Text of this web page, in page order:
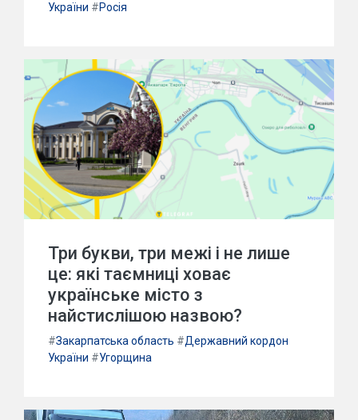
України #Росія
Три букви, три межі і не лише
це: які таємниці ховає
українське місто з
найстислішою назвою?
#Закарпатська область #Державний кордон
України #Угорщина